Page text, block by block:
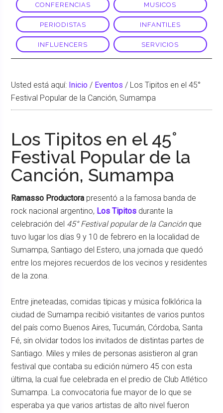
CONFERENCIAS MUSICOS
PERIODISTAS INFANTILES
INFLUENCERS SERVICIOS
Usted está aquí: Inicio / Eventos / Los Tipitos en el 45°
Festival Popular de la Canción, Sumampa
Los Tipitos en el 45°
Festival Popular de la
Canción, Sumampa
Ramasso Productora presentó a la famosa banda de
rock nacional argentino, Los Tipitos durante la
celebración del 45° Festival popular de la Canciónque
tuvo lugar los días 9 y 10 de febrero en la localidad de
Sumampa, Santiago del Estero, una jornada que quedó
entre los mejores recuerdos de los vecinos y residentes
de la zona.
Entre jineteadas, comidas típicas y música folklórica la
ciudad de Sumampa recibió visitantes de varios puntos
del país como Buenos Aires, Tucumán, Córdoba, Santa
Fé, sin olvidar todos los invitados de distintas partes de
Santiago. Miles y miles de personas asistieron al gran
festival que contaba su edición número 45 con esta
última, la cual fue celebrada en el predio de Club Atlético
Sumampa. La convocatoria fue mayor de lo que se
esperaba ya que varios artistas de alto nivel fueron